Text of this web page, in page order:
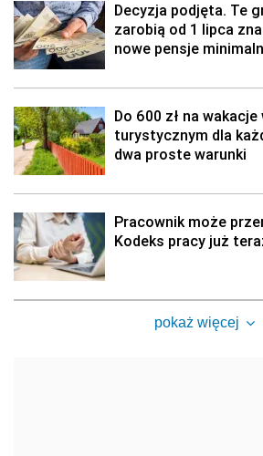
Decyzja podjęta. Te
zarobią od 1 lipca
nowe pensje
Do 600 zł na wakacje
turystycznym dla
dwa proste warunki
Pracownik może
Kodeks pracy już
pokaż więcej